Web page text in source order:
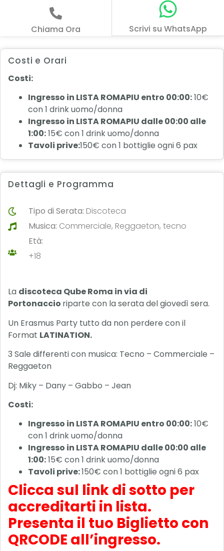
Chiama Ora Scrivi su WhatsApp
Costi e Orari
Costi:
Ingresso in LISTA ROMAPIU entro 00:00:10€
con 1 drink uomo/donna
Ingresso in LISTA ROMAPIU dalle 00:00 alle
1:00:15€ con 1 drink uomo/donna
Tavoli prive:150€ con 1 bottiglie ogni 6 pax
Dettagli e Programma
Tipo di Serata: Discoteca
Musica: Commerciale, Reggaeton, tecno
Età:
+18
La discoteca Qube Roma in via di
Portonaccio riparte con la serata del giovedì sera.
Un Erasmus Party tutto da non perdere con il
Format LATINATION.
3 Sale differenti con musica: Tecno – Commerciale –
Reggaeton
Dj: Miky – Dany – Gabbo – Jean
Costi:
Ingresso in LISTA ROMAPIU entro 00:00:10€
con 1 drink uomo/donna
Ingresso in LISTA ROMAPIU dalle 00:00 alle
1:00:15€ con 1 drink uomo/donna
Tavoli prive:150€ con 1 bottiglie ogni 6 pax
Clicca sul link di sotto per
accreditarti in lista.
Presenta il tuo Biglietto con
QRCODE all’ingresso.